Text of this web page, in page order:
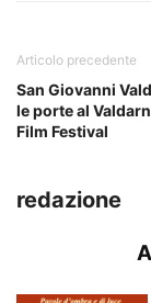
Articolo precedente
San Giovanni
le porte al
Film Festival
redazione